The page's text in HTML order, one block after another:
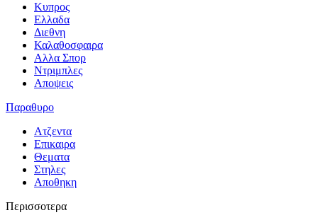
Κυπρος
Ελλαδα
Διεθνη
Καλαθοσφαιρα
Αλλα Σπορ
Ντριμπλες
Αποψεις
Παραθυρο
Ατζεντα
Επικαιρα
Θεματα
Στηλες
Αποθηκη
Περισσοτερα